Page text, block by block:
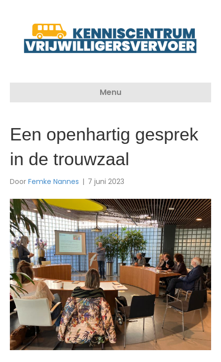
Menu
Een openhartig gesprek
in de trouwzaal
Door Femke Nannes | 7 juni 2023